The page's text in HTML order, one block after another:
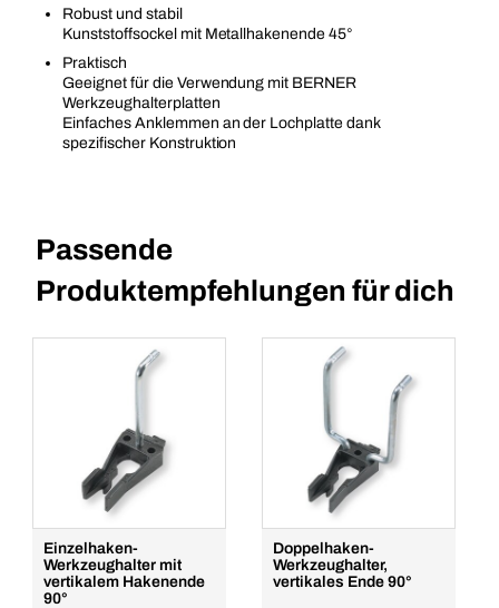
Robust und stabil
Kunststoffsockel mit Metallhakenende 45°
Praktisch
Geeignet für die Verwendung mit BERNER
Werkzeughalterplatten
Einfaches Anklemmen an der Lochplatte dank
spezifischer Konstruktion
Passende
Produktempfehlungen für dich
Einzelhaken-
Werkzeughalter mit
vertikalem Hakenende
90°
Doppelhaken-
Werkzeughalter,
vertikales Ende 90°